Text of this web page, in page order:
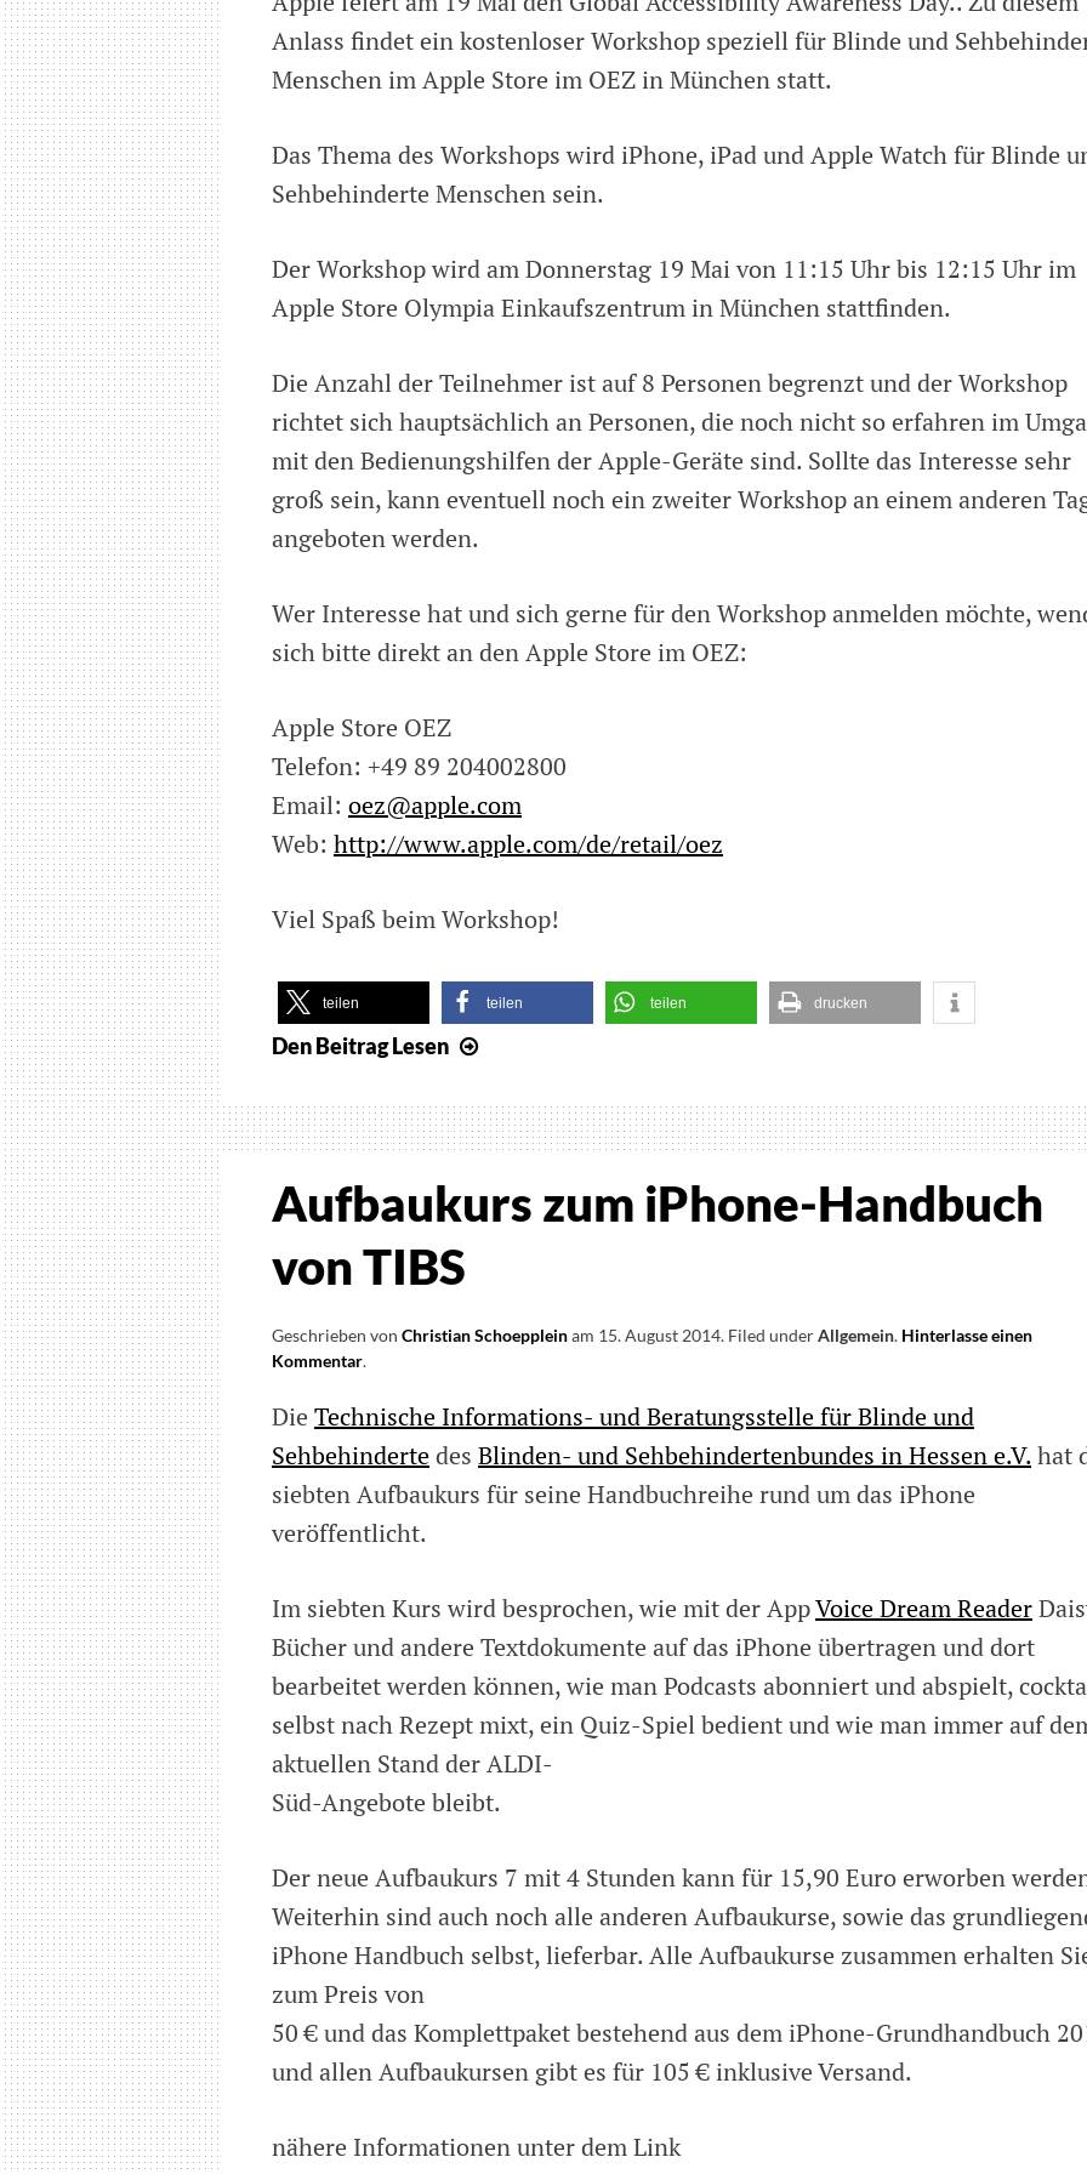
und
Sehbehinderte
Mai
Apple
München
Anlass findet ein kostenloser Workshop speziell für Blinde und
Menschen im Apple Store im OEZ in München statt.
Das Thema des Workshops wird iPhone, iPad und Apple Watch für Blinde
Sehbehinderte Menschen sein.
Der Workshop wird am Donnerstag 19 Mai von 11:15 Uhr bis 12:15 Uhr im
Apple Store Olympia Einkaufszentrum in München stattfinden.
Die Anzahl der Teilnehmer ist auf 8 Personen begrenzt und der Workshop
richtet sich hauptsächlich an Personen, die noch nicht so erfahren im
mit den Bedienungshilfen der Apple-Geräte sind. Sollte das Interesse sehr
groß sein, kann eventuell noch ein zweiter Workshop an einem anderen
angeboten werden.
Wer Interesse hat und sich gerne für den Workshop anmelden möchte,
sich bitte direkt an den Apple Store im OEZ:
Apple Store OEZ
Telefon: +49 89 204002800
Email: oez@apple.com
Web: http://www.apple.com/de/retail/oez
Viel Spaß beim Workshop!
teilen teilen teilen drucken
Den BeitragLesen
Blinde
und
am
Apple
OEZ,
Aufbaukurs zum iPhone-Handbuch
von TIBS
Geschrieben von Christian Schoeppleinam 15. August 2014. Filed underAllgemein. Hinterlasse einen
Kommentaron
zum
Handbuch
von
.
Die Technische Informations- und Beratungsstelle für Blinde und
Sehbehindertedes Blinden- und Sehbehindertenbundes in Hessen e.V.hat
siebten Aufbaukurs für seine Handbuchreihe rund um das iPhone
veröffentlicht.
Im siebten Kurs wird besprochen, wie mit der AppVoice Dream Reader
Bücher und andere Textdokumente auf das iPhone übertragen und dort
bearbeitet werden können, wie man Podcasts abonniert und abspielt,
selbst nach Rezept mixt, ein Quiz-Spiel bedient und wie man immer auf
aktuellen Stand der ALDI-
Süd-Angebote bleibt.
Der neue Aufbaukurs 7 mit 4 Stunden kann für 15,90 Euro erworben
Weiterhin sind auch noch alle anderen Aufbaukurse, sowie das
iPhone Handbuch selbst, lieferbar. Alle Aufbaukurse zusammen erhalten
zum Preis von
50 € und das Komplettpaket bestehend aus dem iPhone-Grundhandbuch
und allen Aufbaukursen gibt es für 105 € inklusive Versand.
nähere Informationen unter dem Link